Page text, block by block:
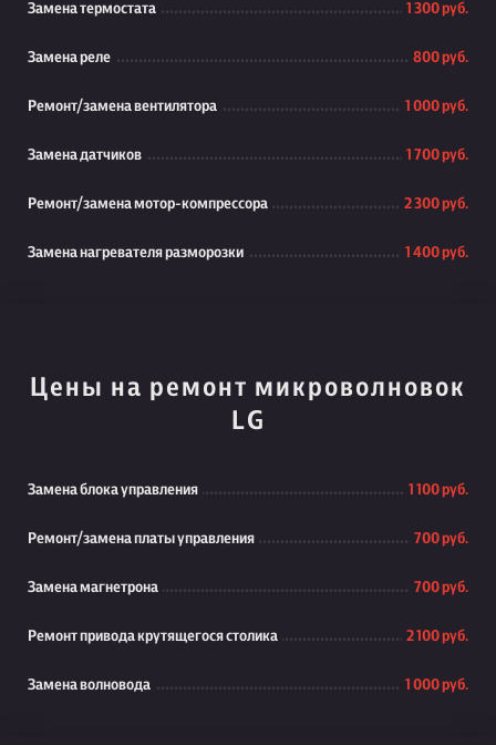
Замена термостата 1 300 руб.
Замена реле 800 руб.
Ремонт/замена вентилятора 1 000 руб.
Замена датчиков 1 700 руб.
Ремонт/замена мотор-компрессора 2 300 руб.
Замена нагревателя разморозки 1 400 руб.
Цены на ремонт микроволновок
LG
Замена блока управления 1 100 руб.
Ремонт/замена платы управления 700 руб.
Замена магнетрона 700 руб.
Ремонт привода крутящегося столика 2 100 руб.
Замена волновода 1 000 руб.